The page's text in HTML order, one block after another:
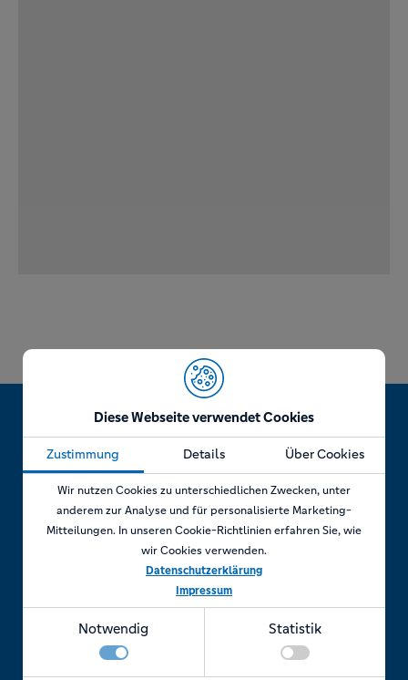
Diese Webseite verwendet Cookies
Zustimmung Details Über Cookies
Wir nutzen Cookies zu unterschiedlichen Zwecken, unter
anderem zur Analyse und für personalisierte Marketing-
Mitteilungen. In unseren Cookie-Richtlinien erfahren Sie, wie
wir Cookies verwenden.
Datenschutzerklärung
Impressum
Notwendig Statistik
Jetzt Termin vereinbaren!
Telefonisch
+49 7841 69 11880